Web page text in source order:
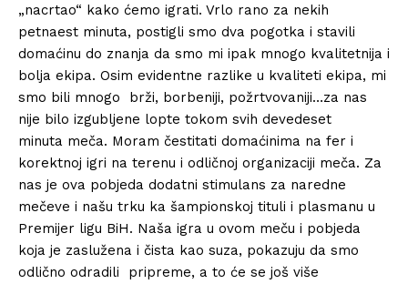
„nacrtao“ kako ćemo igrati. Vrlo rano za nekih
petnaest minuta, postigli smo dva pogotka i stavili
domaćinu do znanja da smo mi ipak mnogo kvalitetnija i
bolja ekipa. Osim evidentne razlike u kvaliteti ekipa, mi
smo bili mnogo brži, borbeniji, požrtvovaniji…za nas
nije bilo izgubljene lopte tokom svih devedeset
minuta meča. Moram čestitati domaćinima na fer i
korektnoj igri na terenu i odličnoj organizaciji meča. Za
nas je ova pobjeda dodatni stimulans za naredne
mečeve i našu trku ka šampionskoj tituli i plasmanu u
Premijer ligu BiH. Naša igra u ovom meču i pobjeda
koja je zaslužena i čista kao suza, pokazuju da smo
odlično odradili pripreme, a to će se još više